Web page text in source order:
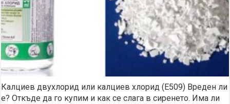
Калциев двухлорид или калциев хлорид (E509) Вреден ли
е? Откъде да го купим и как се слага в сиренето. Има ли